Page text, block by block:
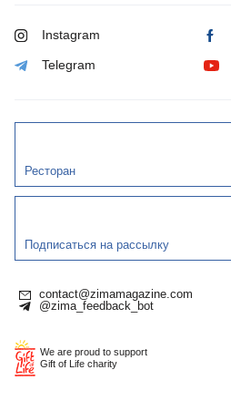
Instagram
Telegram
Ресторан
Подписаться на рассылку
contact@zimamagazine.com
@zima_feedback_bot
We are proud to support
Gift of Life charity